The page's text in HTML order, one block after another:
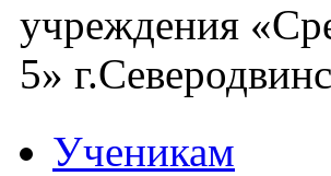
учреждения
5»
Ученикам